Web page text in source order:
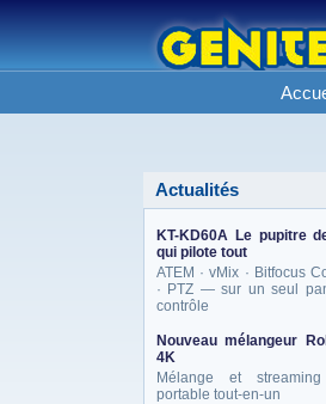
Actualités
KT-KD60A Le pupitre
qui pilote tout
ATEM · vMix · Bitfocus
· PTZ — sur un seul
contrôle
Nouveau mélangeur
4K
Mélange et
portable tout-en-un